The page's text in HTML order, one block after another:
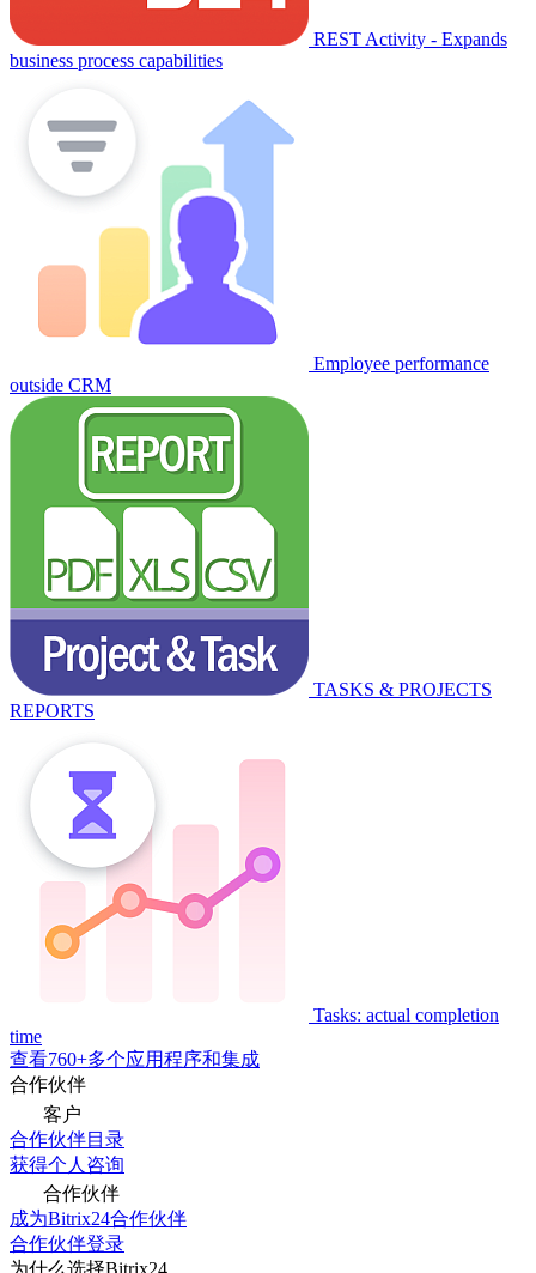
REST Activity - Expands
business process capabilities
Employee performance
outside CRM
TASKS & PROJECTS
REPORTS
Tasks: actual completion
time
查看760+多个应用程序和集成
合作伙伴
客户
合作伙伴目录
获得个人咨询
合作伙伴
成为Bitrix24合作伙伴
合作伙伴登录
为什么选择Bitrix24